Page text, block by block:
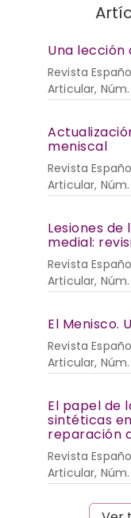
Una lección
Revista
Articular,
meniscal
Revista
Articular,
Lesiones
medial:
Revista
Articular,
El Menisco.
Revista
Articular,
El papel de
sintéticas
reparación
Revista
Articular,